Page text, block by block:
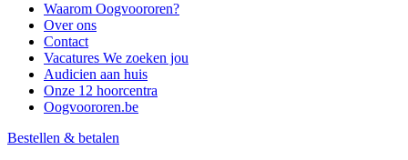
Waarom Oogvoororen?
Over ons
Contact
Vacatures We zoeken jou
Audicien aan huis
Onze 12 hoorcentra
Oogvoororen.be
Bestellen & betalen